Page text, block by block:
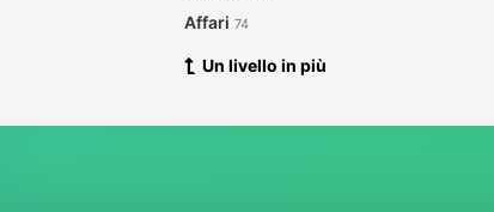
Affari 74
Un livello in più